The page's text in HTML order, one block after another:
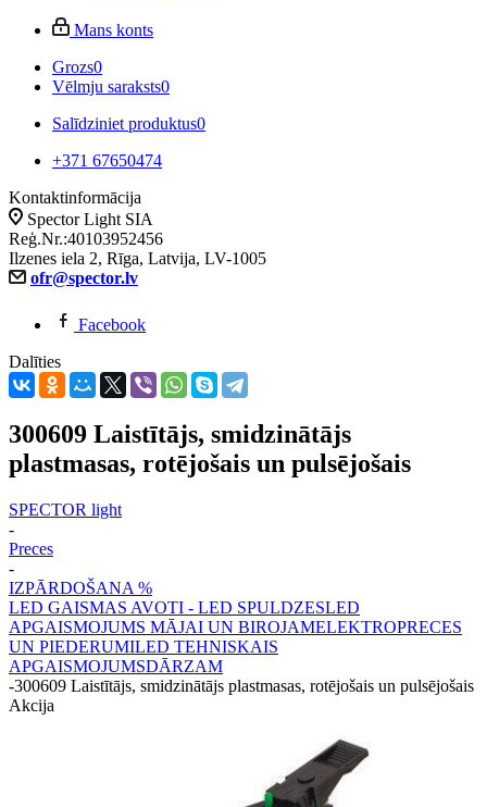
Mans konts
Grozs0
Vēlmju saraksts0
Salīdziniet produktus0
+371 67650474
Kontaktinformācija
Spector Light SIA
Reģ.Nr.:40103952456
Ilzenes iela 2, Rīga, Latvija, LV-1005
ofr@spector.lv
Facebook
Dalīties
300609 Laistītājs, smidzinātājs
plastmasas, rotējošais un pulsējošais
SPECTOR light
-
Preces
-
IZPĀRDOŠANA %
LED GAISMAS AVOTI - LED SPULDZESLED
APGAISMOJUMS MĀJAI UN BIROJAMELEKTROPRECES
UN PIEDERUMILED TEHNISKAIS
APGAISMOJUMSDĀRZAM
-300609 Laistītājs, smidzinātājs plastmasas, rotējošais un pulsējošais
Akcija